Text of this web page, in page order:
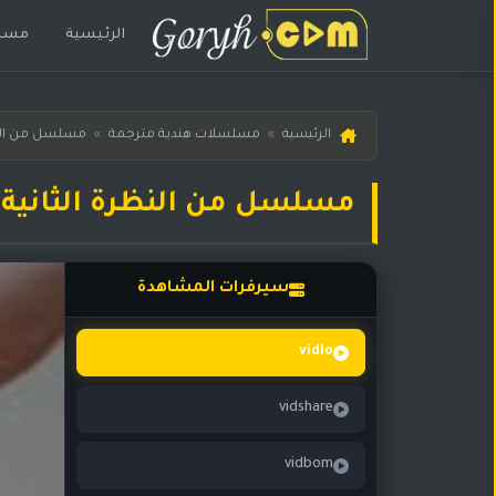
الرئيسية
الرئيسية » مسلسلات هندية مترجمة » مسلسل من
مسلسل من النظرة الثانية حلقة 173
سيرفرات المشاهدة
vidlo
vidshare
vidbom